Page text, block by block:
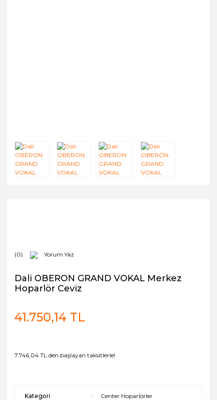
(0) Yorum Yaz
Dali OBERON GRAND VOKAL Merkez
Hoparlör Ceviz
41.750,14 TL
7.746,04 TL den başlayan taksitlerle!
Kategori Center Hoparlörler